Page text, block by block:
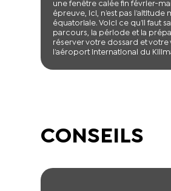
une fenêtre calée fin février-
épreuve, ici, n’est pas l’altitude
équatoriale. Voici ce qu’il faut
parcours, la période et la
réserver votre dossard et votre
l’aéroport international du
CONSEILS